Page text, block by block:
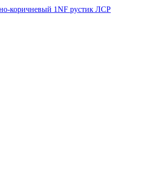
коричневый 1NF рустик ЛСР